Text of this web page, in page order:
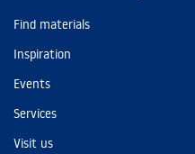
Find materials
Inspiration
Events
Services
Visit us